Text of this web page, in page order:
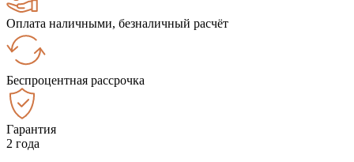
Оплата наличными, безналичный расчёт
Беспроцентная рассрочка
Гарантия
2 года